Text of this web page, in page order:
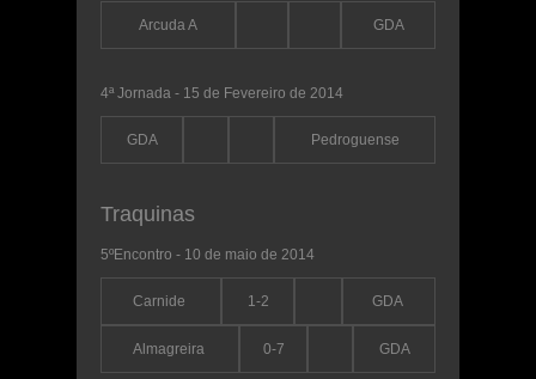
Arcuda A GDA
4ª Jornada - 15 de Fevereiro de 2014
GDA Pedroguense
Traquinas
5ºEncontro - 10 de maio de 2014
Carnide 1-2 GDA
Almagreira 0-7 GDA